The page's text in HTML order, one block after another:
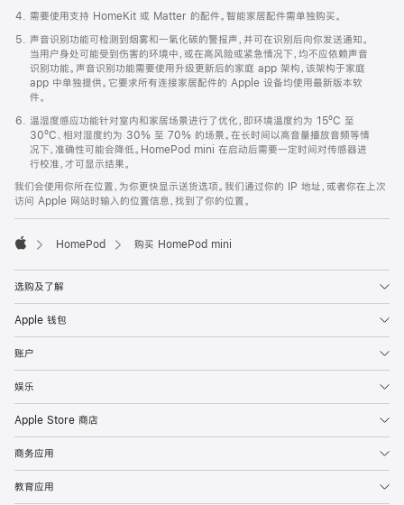
需要使用支持 HomeKit 或 Matter 的配件。智能家居配件需单独购买。
声音识别功能可检测到烟雾和一氧化碳的警报声，并可在识别后向你发送通知。
当用户身处可能受到伤害的环境中，或在高风险或紧急情况下，均不应依赖声音
识别功能。声音识别功能需要使用升级更新后的家庭 app 架构，该架构于家庭
app 中单独提供。它要求所有连接家居配件的 Apple 设备均使用最新版本软
件。
温湿度感应功能针对室内和家居场景进行了优化，即环境温度约为 15ºC 至
30ºC、相对湿度约为 30% 至 70% 的场景。在长时间以高音量播放音频等情
况下，准确性可能会降低。HomePod mini 在启动后需要一定时间对传感器进
行校准，才可显示结果。
我们会使用你所在位置，为你更快显示送货选项。我们通过你的 IP 地址，或者你在上次
访问 Apple 网站时输入的位置信息，找到了你的位置。
HomePod 购买 HomePod mini
选购及了解
Apple 钱包
账户
娱乐
Apple Store 商店
商务应用
教育应用